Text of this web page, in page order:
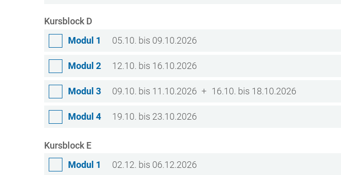
Kursblock D
Modul 1
05.10. bis 09.10.2026
Modul 2 12.10. bis 16.10.2026
Modul 3 09.10. bis 11.10.2026 16.10. bis 18.10.2026
Modul 4 19.10. bis 23.10.2026
Kursblock E
Modul 1
02.12. bis 06.12.2026